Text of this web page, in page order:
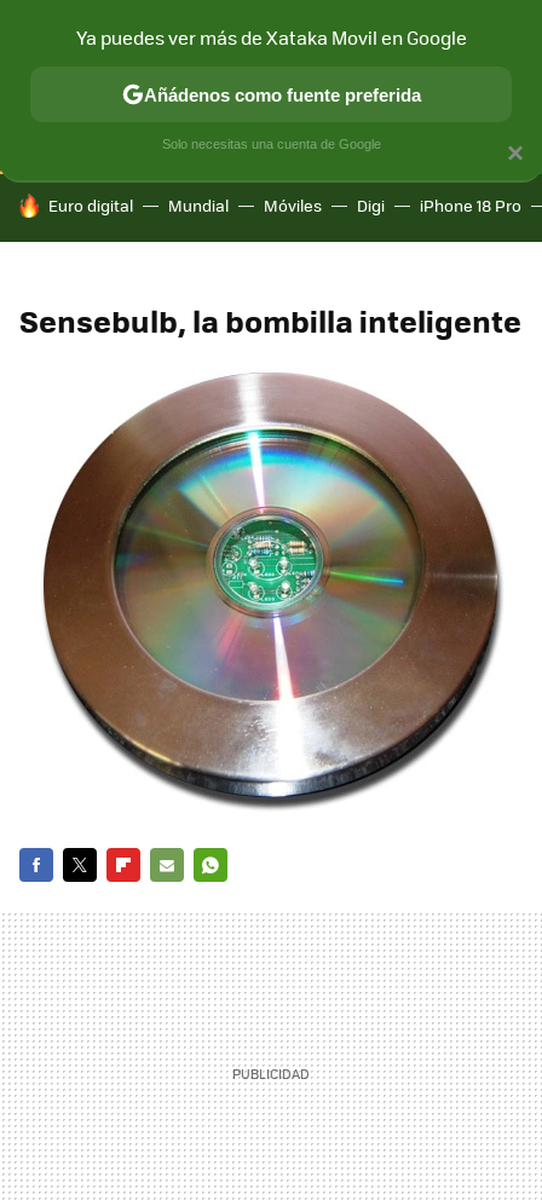
CONECTIVIDAD MÓVIL Y SOCIEDAD APLICACIONES
HOY SE HABLA DE
Euro digital Mundial Móviles Digi iPhone 18 Pro
Sensebulb, la bombilla inteligente
MAIL
×
Ya puedes ver más de Xataka Movil en Google
Añádenos como fuente preferida
Solo necesitas una cuenta de Google